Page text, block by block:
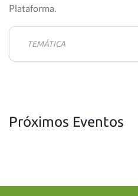
Plataforma.
Próximos Eventos